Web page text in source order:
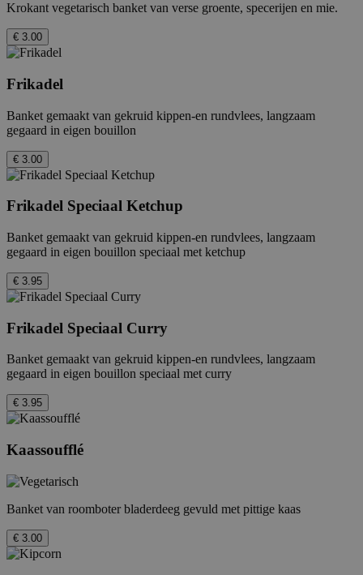
Krokant vegetarisch banket van verse groente, specerijen en mie.
€ 3.00
Frikadel
Banket gemaakt van gekruid kippen-en rundvlees, langzaam
gegaard in eigen bouillon
€ 3.00
Frikadel Speciaal Ketchup
Banket gemaakt van gekruid kippen-en rundvlees, langzaam
gegaard in eigen bouillon speciaal met ketchup
€ 3.95
Frikadel Speciaal Curry
Banket gemaakt van gekruid kippen-en rundvlees, langzaam
gegaard in eigen bouillon speciaal met curry
€ 3.95
Kaassoufflé
Banket van roomboter bladerdeeg gevuld met pittige kaas
€ 3.00